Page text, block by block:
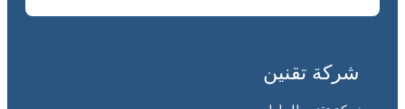
شركة تقنين